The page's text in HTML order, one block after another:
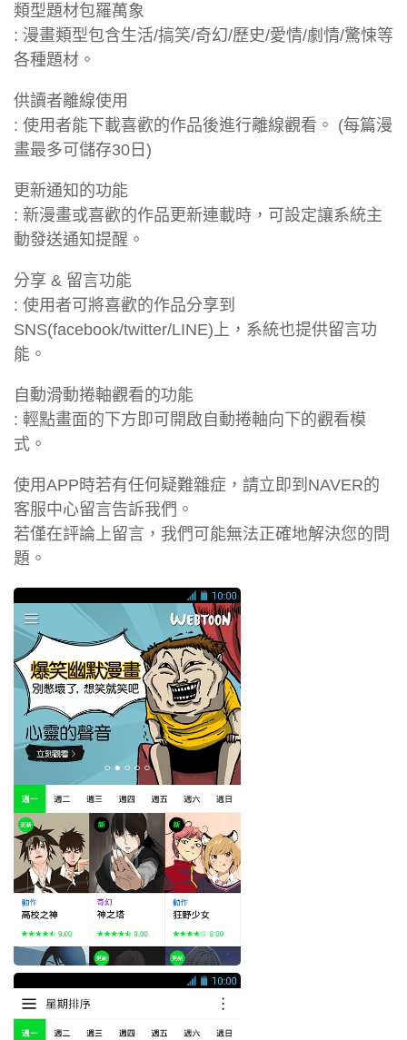
類型題材包羅萬象
: 漫畫類型包含生活/搞笑/奇幻/歷史/愛情/劇情/驚悚等
各種題材。
供讀者離線使用
: 使用者能下載喜歡的作品後進行離線觀看。 (每篇漫
畫最多可儲存30日)
更新通知的功能
: 新漫畫或喜歡的作品更新連載時，可設定讓系統主
動發送通知提醒。
分享 & 留言功能
: 使用者可將喜歡的作品分享到
SNS(facebook/twitter/LINE)上，系統也提供留言功
能。
自動滑動捲軸觀看的功能
: 輕點畫面的下方即可開啟自動捲軸向下的觀看模
式。
使用APP時若有任何疑難雜症，請立即到NAVER的
客服中心留言告訴我們。
若僅在評論上留言，我們可能無法正確地解決您的問
題。